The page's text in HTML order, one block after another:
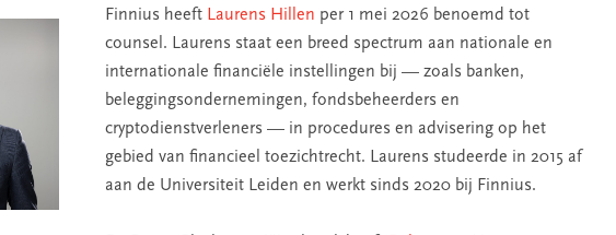
Finnius heeft Laurens Hillen per 1 mei 2026 benoemd tot
counsel. Laurens staat een breed spectrum aan nationale en
internationale financiële instellingen bij — zoals banken,
beleggingsondernemingen, fondsbeheerders en
cryptodienstverleners — in procedures en advisering op het
gebied van financieel toezichtrecht. Laurens studeerde in 2015 af
aan de Universiteit Leiden en werkt sinds 2020 bij Finnius.